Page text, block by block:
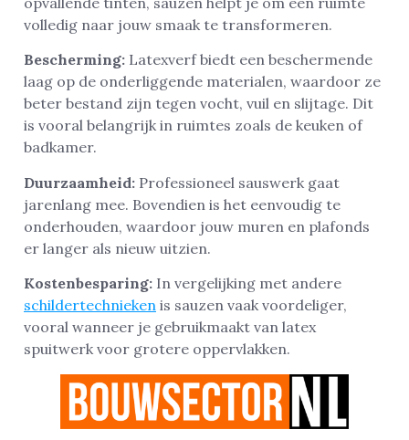
volledig naar jouw smaak te transformeren.
Bescherming: Latexverf biedt een beschermende
laag op de onderliggende materialen, waardoor ze
beter bestand zijn tegen vocht, vuil en slijtage. Dit
is vooral belangrijk in ruimtes zoals de keuken of
badkamer.
Duurzaamheid: Professioneel sauswerk gaat
jarenlang mee. Bovendien is het eenvoudig te
onderhouden, waardoor jouw muren en plafonds
er langer als nieuw uitzien.
Kostenbesparing: In vergelijking met andere
schildertechnieken is sauzen vaak voordeliger,
vooral wanneer je gebruikmaakt van latex
spuitwerk voor grotere oppervlakken.